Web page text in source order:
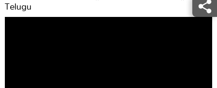
Telugu